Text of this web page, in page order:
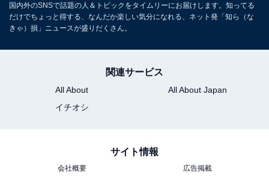
国内外のSNSで話題の人＆トピックをタイムリーにお届けします。知ってる
だけでちょっと得する、なんだか楽しい気分になれる、ネット発「知ら（な
きゃ）損」ニュースが盛りだくさん。
関連サービス
All About
All About Japan
イチオシ
サイト情報
会社概要
広告掲載